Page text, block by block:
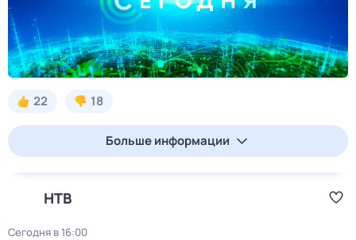
22 18
Больше информации
НТВ
Сегодня в 16:00